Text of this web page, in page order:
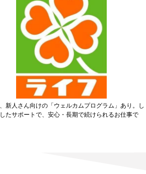
新人さん向けの「ウェルカムプログラム」あり。し
たサポートで、安心・長期で続けられるお仕事で